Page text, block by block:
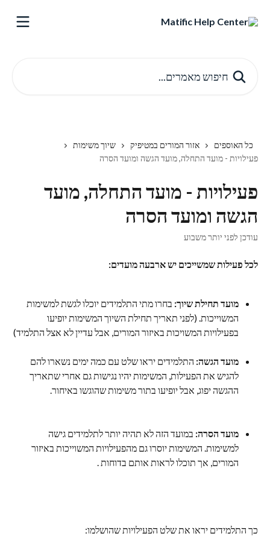
כל האוספים אזור המורים במטיפיק
שיוך משימות
פעילויות - מועד התחלה, מועד הגשה ומועד הסרה
פעילויות - מועד התחלה, מועד
הגשה ומועד הסרה
עודכן לפני יותר משבוע
לכל פעילות שמשייכים יש ארבעה מועדים:
מועד תחילת שיוך: בחרו מתי התלמידים יוכלו לגשת למשימות
המשוייכות. (לפני תאריך תחילת השיוך המשימות יופיעו
בפעילויות המשויכות באיזור המורים, אבל עדיין לא אצל התלמיד)
מועד הגשה: התלמידים יראו שלט עם כמה ימים נשארו להם
להגיש את הפעילות, המשימות יהיו נגישות גם אחרי שתאריך
ההגשה יפוג, אבל יופיעו בתור משימות שהוגשו באיחור.
מועד הסרה: במועד הזה לא תהיה יותר לתלמידים גישה
למשימות. המשימות יוסרו גם מהפעילויות המשוייכות באיזור
המורים, אך תוכלו לראות אותם בדוחות .
כך התלמידים יראו את שלט הפעילויות שהושלמו: